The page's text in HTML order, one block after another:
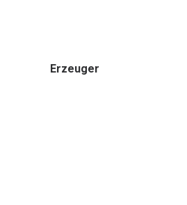
Erzeuger